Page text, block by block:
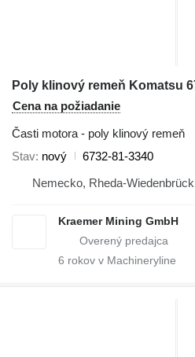
Poly klinový remeň Komatsu
Cena na požiadanie
Časti motora - poly klinový remeň
Stav nový
6732-81-3340
Nemecko, Rheda-Wiedenbrück
Kraemer Mining GmbH
6 rokov v Machineryline